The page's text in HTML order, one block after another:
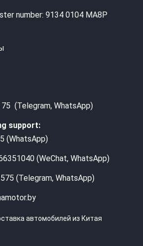
number: 9134 0104 MA8P
(Telegram, WhatsApp)
support:
(WhatsApp)
(WeChat, WhatsApp)
(Telegram, WhatsApp)
автомобилей из Китая